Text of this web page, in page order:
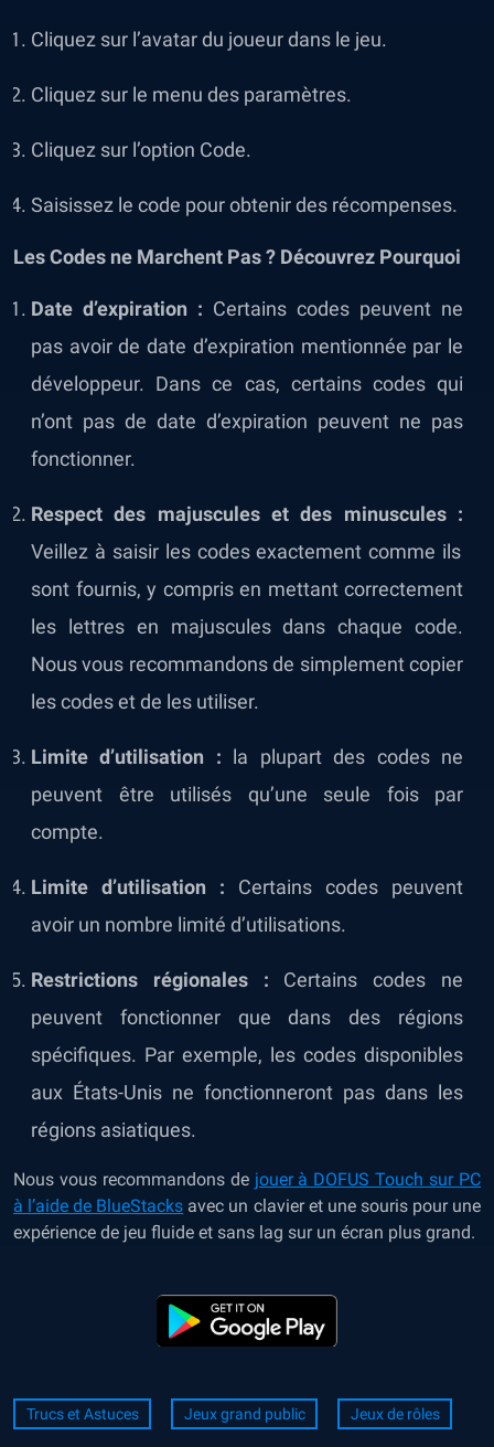
Cliquez sur l’avatar du joueur dans le jeu.
Cliquez sur le menu des paramètres.
Cliquez sur l’option Code.
Saisissez le code pour obtenir des récompenses.
Les Codes ne Marchent Pas ? Découvrez Pourquoi
Date d’expiration : Certains codes peuvent ne
pas avoir de date d’expiration mentionnée par le
développeur. Dans ce cas, certains codes qui
n’ont pas de date d’expiration peuvent ne pas
fonctionner.
Respect des majuscules et des minuscules :
Veillez à saisir les codes exactement comme ils
sont fournis, y compris en mettant correctement
les lettres en majuscules dans chaque code.
Nous vous recommandons de simplement copier
les codes et de les utiliser.
Limite d’utilisation : la plupart des codes ne
peuvent être utilisés qu’une seule fois par
compte.
Limite d’utilisation : Certains codes peuvent
avoir un nombre limité d’utilisations.
Restrictions régionales : Certains codes ne
peuvent fonctionner que dans des régions
spécifiques. Par exemple, les codes disponibles
aux États-Unis ne fonctionneront pas dans les
régions asiatiques.
Nous vous recommandons de jouer à DOFUS Touch sur PC
à l’aide de BlueStacks avec un clavier et une souris pour une
expérience de jeu fluide et sans lag sur un écran plus grand.
Trucs et Astuces Jeux grand public Jeux de rôles